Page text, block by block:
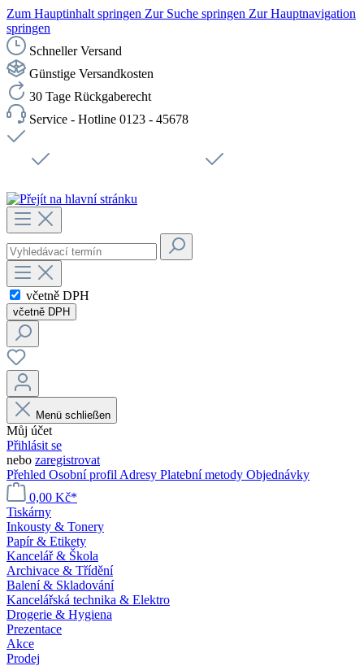
Zum Hauptinhalt springen Zur Suche springen Zur Hauptnavigation
springen
Schneller Versand
Günstige Versandkosten
30 Tage Rückgaberecht
Service - Hotline 0123 - 45678
včetně DPH
včetně DPH
Menü schließen
Můj účet
Přihlásit se
nebo zaregistrovat
Přehled Osobní profil Adresy Platební metody Objednávky
0,00 Kč*
Tiskárny
Inkousty & Tonery
Papír & Etikety
Kancelář & Škola
Archivace & Třídění
Balení & Skladování
Kancelářská technika & Elektro
Drogerie & Hygiena
Prezentace
Akce
Prodej